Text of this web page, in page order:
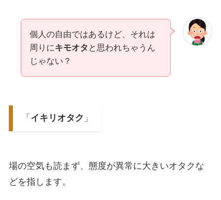
個人の自由ではあるけど、それは
周りにキモオタ と思われちゃうん
じゃない？
「 イキリオタク 」
場の空気も読まず、態度が異常に大きいオタクな
どを指します。